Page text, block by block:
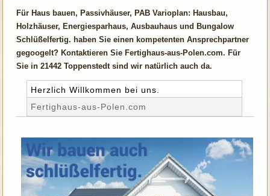
Für Haus bauen, Passivhäuser, PAB Varioplan: Hausbau,
Holzhäuser, Energiesparhaus, Ausbauhaus und Bungalow
Schlüßelfertig. haben Sie einen kompetenten Ansprechpartner
gegoogelt? Kontaktieren Sie Fertighaus-aus-Polen.com. Für
Sie in 21442 Toppenstedt sind wir natürlich auch da.
Herzlich Willkommen bei uns.
Fertighaus-aus-Polen.com